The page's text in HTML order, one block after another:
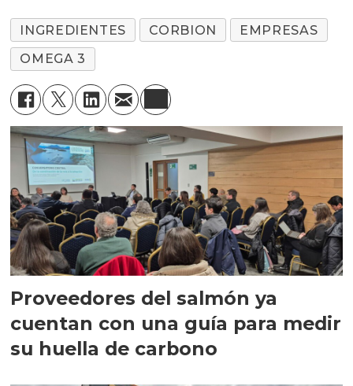
INGREDIENTES CORBION
EMPRESAS
OMEGA 3
Proveedores del salmón ya
cuentan con una guía para medir
su huella de carbono